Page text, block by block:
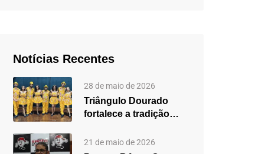
Notícias Recentes
28 de maio de 2026
Triângulo Dourado
fortalece a tradição
das…
21 de maio de 2026